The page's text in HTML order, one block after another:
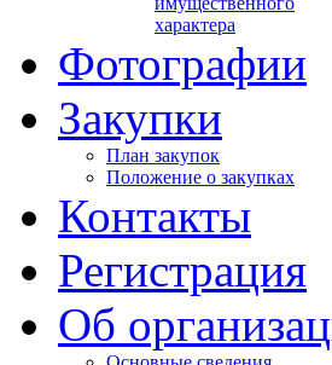
характера
Фотографии
Закупки
План закупок
Положение о закупках
Контакты
Регистрация
Об